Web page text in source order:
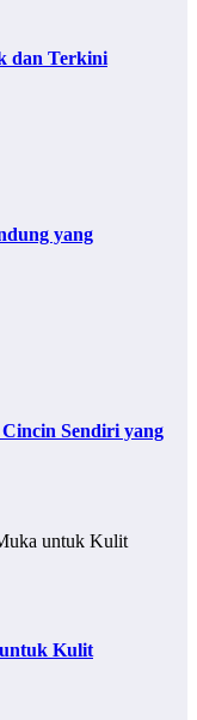
dan Terkini
yang
Sendiri yang
Kulit